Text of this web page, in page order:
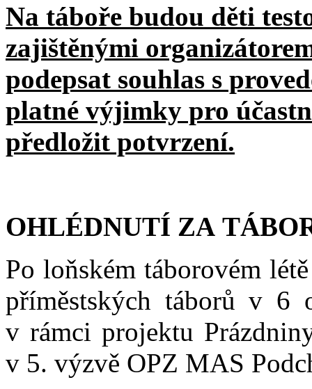
Na táboře budou děti
zajištěnými
podepsat souhlas s
platné výjimky pro
předložit potvrzení.
OHLÉDNUTÍ ZA
Po loňském táborovém
příměstských táborů v 6
v rámci projektu
v 5. výzvě OPZ MAS